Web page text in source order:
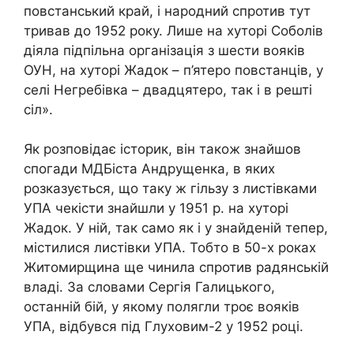
повстанський край, і народний спротив тут
тривав до 1952 року. Лише на хуторі Соболів
діяла підпільна організація з шести вояків
ОУН, на хуторі Жадок – п’ятеро повстанців, у
селі Негребівка – двадцятеро, так і в решті
сіл».
Як розповідає історик, він також знайшов
спогади МДБіста Андрущенка, в яких
розказується, що таку ж гільзу з листівками
УПА чекісти знайшли у 1951 р. на хуторі
Жадок. У ній, так само як і у знайденій тепер,
містилися листівки УПА. Тобто в 50-х роках
Житомирщина ще чинила спротив радянській
владі. За словами Сергія Галицького,
останній бій, у якому полягли троє вояків
УПА, відбувся під Глуховим-2 у 1952 році.